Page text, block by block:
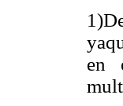
en